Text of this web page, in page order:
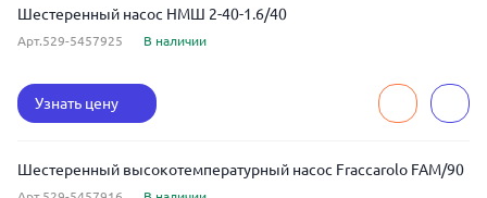
Шестеренный насос НМШ 2-40-1.6/40
Арт.529-5457925 В наличии
Узнать цену
Шестеренный высокотемпературный насос Fraccarolo FAM/90